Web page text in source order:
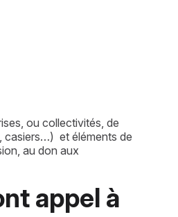
ou collectivités, de
et éléments de
au don aux
appel à